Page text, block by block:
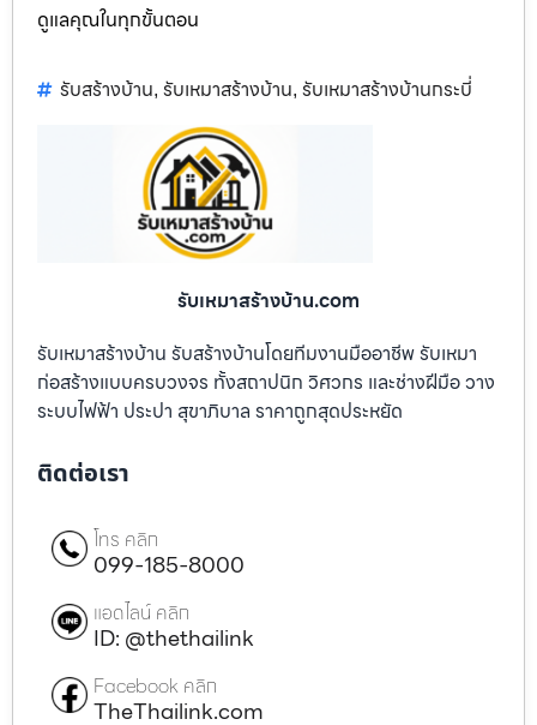
ดูแลคุณในทุกขั้นตอน
รับสร้างบ้าน, รับเหมาสร้างบ้าน, รับเหมาสร้างบ้านกระบี่
รับเหมาสร้างบ้าน.com
รับเหมาสร้างบ้าน รับสร้างบ้านโดยทีมงานมืออาชีพ รับเหมา
ก่อสร้างแบบครบวงจร ทั้งสถาปนิก วิศวกร และช่างฝีมือ วาง
ระบบไฟฟ้า ประปา สุขาภิบาล ราคาถูกสุดประหยัด
ติดต่อเรา
โทร คลิก
099-185-8000
แอดไลน์ คลิก
ID: @thethailink
Facebook คลิก
TheThailink.com